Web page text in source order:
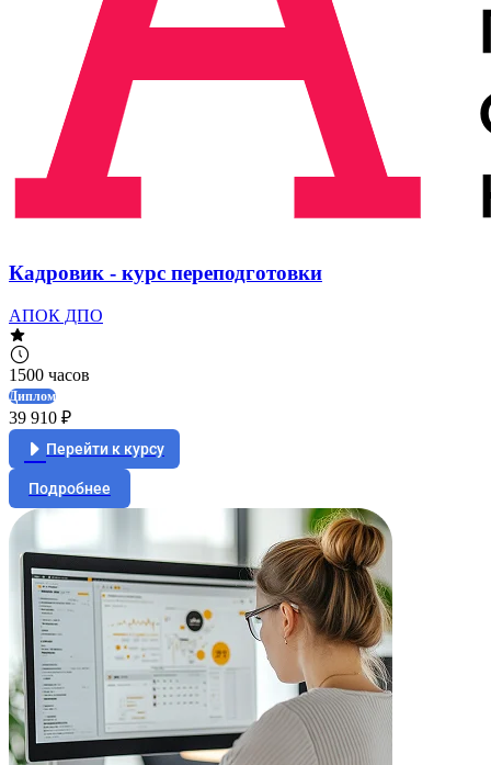
Кадровик - курс переподготовки
АПОК ДПО
1500 часов
Диплом
39 910 ₽
Перейти к курсу
Подробнее